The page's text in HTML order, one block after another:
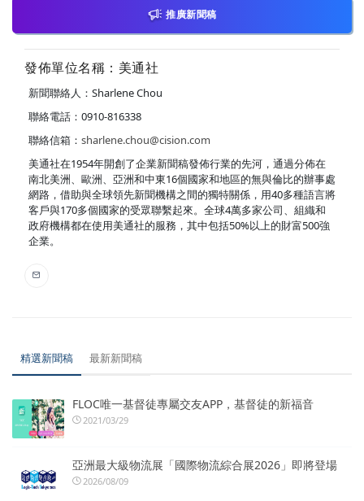
推廣新聞稿
發佈單位名稱：美通社
新聞聯絡人：Sharlene Chou
聯絡電話：0910-816338
聯絡信箱： sharlene.chou@cision.com
美通社在1954年開創了企業新聞稿發佈行業的先河，通過分佈在
南北美洲、歐洲、亞洲和中東16個國家和地區的無與倫比的辦事處
網路，借助與全球領先新聞機構之間的獨特關係，用40多種語言將
客戶與170多個國家的受眾聯繫起來。全球4萬多家公司、組織和
政府機構都在使用美通社的服務，其中包括50%以上的財富500強
企業。
精選新聞稿 最新新聞稿
FLOC唯一基督徒專屬交友APP，基督徒的新福音
2021/03/29
亞洲最大級物流展「國際物流綜合展2026」即將登場
2026/08/09